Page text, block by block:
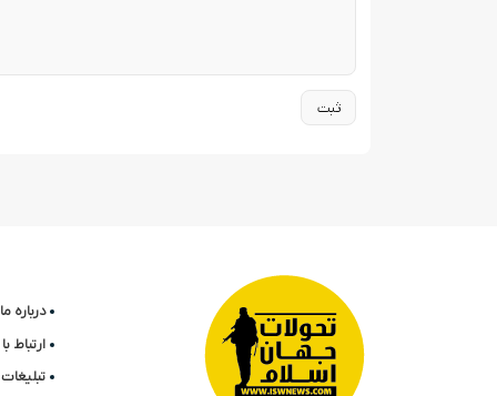
درباره ما
ارتباط